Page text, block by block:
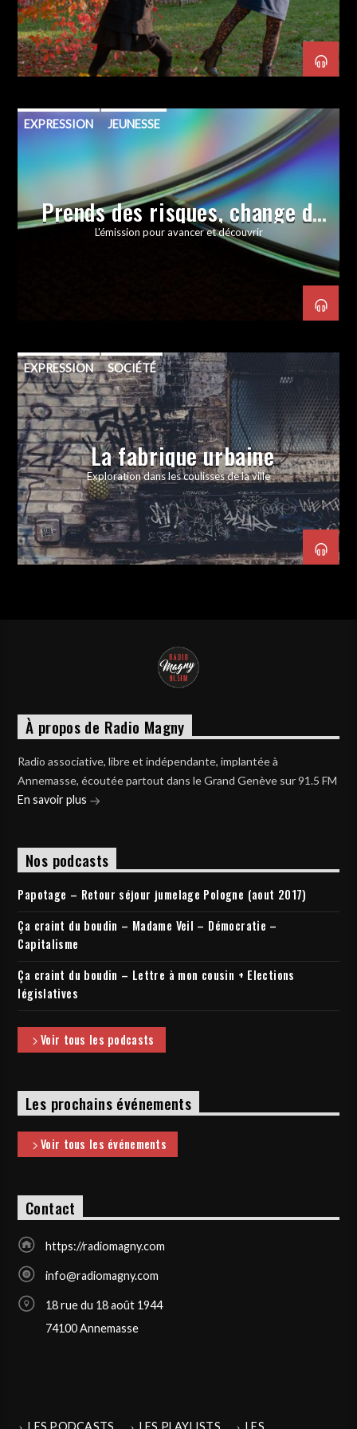
EXPRESSION JEUNESSE
Prends des risques, change de
disque
L'émission pour avancer et découvrir
EXPRESSION SOCIÉTÉ
La fabrique urbaine
Exploration dans les coulisses de la ville
À propos de Radio Magny
Radio associative, libre et indépendante, implantée à
Annemasse, écoutée partout dans le Grand Genève sur 91.5 FM
En savoir plus
Nos podcasts
Papotage – Retour séjour jumelage Pologne (aout 2017)
Ça craint du boudin – Madame Veil – Démocratie –
Capitalisme
Ça craint du boudin – Lettre à mon cousin + Elections
législatives
Voir tous les podcasts
Les prochains événements
Voir tous les événements
Contact
https://radiomagny.com
info@radiomagny.com
18 rue du 18 août 1944
74100 Annemasse
LES PODCASTS LES PLAYLISTS LES